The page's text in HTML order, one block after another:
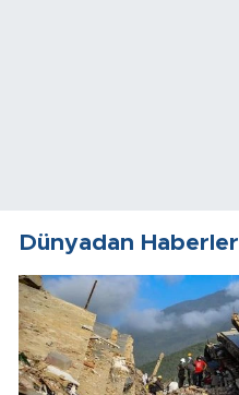
Dünyadan Haberler